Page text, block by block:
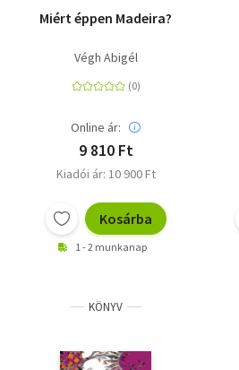
Természettudomány
Történelem
Miért éppen Madeira?
Végh Abigél
Online ár:
9 810 Ft
Kiadói ár: 10 900 Ft
Kosárba
1 - 2 munkanap
KÖNYV